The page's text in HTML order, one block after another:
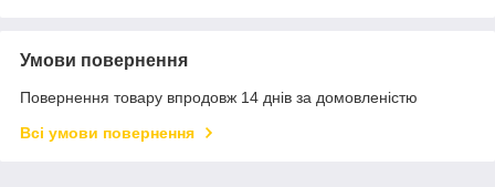
Умови повернення
Повернення товару впродовж 14 днів за домовленістю
Всі умови повернення